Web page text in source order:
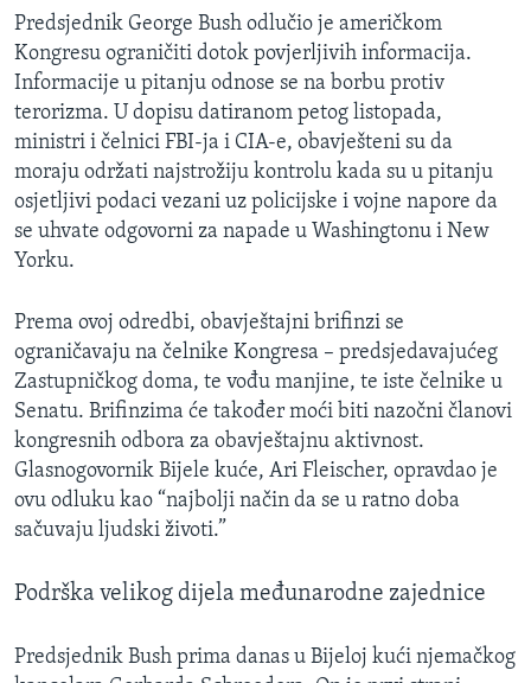
Predsjednik George Bush odlučio je američkom
Kongresu ograničiti dotok povjerljivih informacija.
Informacije u pitanju odnose se na borbu protiv
terorizma. U dopisu datiranom petog listopada,
ministri i čelnici FBI-ja i CIA-e, obavješteni su da
moraju održati najstrožiju kontrolu kada su u pitanju
osjetljivi podaci vezani uz policijske i vojne napore da
se uhvate odgovorni za napade u Washingtonu i New
Yorku.
Prema ovoj odredbi, obavještajni brifinzi se
ograničavaju na čelnike Kongresa – predsjedavajućeg
Zastupničkog doma, te vođu manjine, te iste čelnike u
Senatu. Brifinzima će također moći biti nazočni članovi
kongresnih odbora za obavještajnu aktivnost.
Glasnogovornik Bijele kuće, Ari Fleischer, opravdao je
ovu odluku kao “najbolji način da se u ratno doba
sačuvaju ljudski životi.”
Podrška velikog dijela međunarodne zajednice
Predsjednik Bush prima danas u Bijeloj kući njemačkog